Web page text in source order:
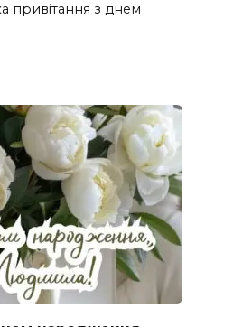
привітання з днем